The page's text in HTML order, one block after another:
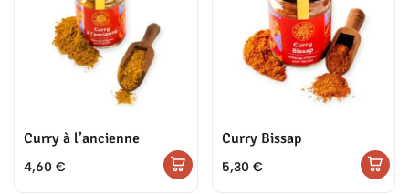
Curry à l’ancienne
4,60 €
Curry Bissap
5,30 €